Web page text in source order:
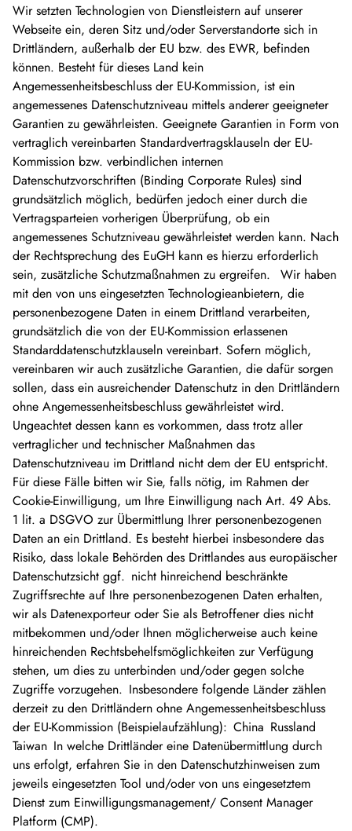
Wir setzten Technologien von Dienstleistern auf unserer
Webseite ein, deren Sitz und/oder Serverstandorte sich in
Drittländern, außerhalb der EU bzw. des EWR, befinden
können. Besteht für dieses Land kein
Angemessenheitsbeschluss der EU-Kommission, ist ein
angemessenes Datenschutzniveau mittels anderer geeigneter
Garantien zu gewährleisten. Geeignete Garantien in Form von
vertraglich vereinbarten Standardvertragsklauseln der EU-
Kommission bzw. verbindlichen internen
Datenschutzvorschriften (Binding Corporate Rules) sind
grundsätzlich möglich, bedürfen jedoch einer durch die
Vertragsparteien vorherigen Überprüfung, ob ein
angemessenes Schutzniveau gewährleistet werden kann. Nach
der Rechtsprechung des EuGH kann es hierzu erforderlich
sein, zusätzliche Schutzmaßnahmen zu ergreifen.
Wir haben
mit den von uns eingesetzten Technologieanbietern, die
personenbezogene Daten in einem Drittland verarbeiten,
grundsätzlich die von der EU-Kommission erlassenen
Standarddatenschutzklauseln vereinbart. Sofern möglich,
vereinbaren wir auch zusätzliche Garantien, die dafür sorgen
sollen, dass ein ausreichender Datenschutz in den Drittländern
ohne Angemessenheitsbeschluss gewährleistet wird.
Ungeachtet dessen kann es vorkommen, dass trotz aller
vertraglicher und technischer Maßnahmen das
Datenschutzniveau im Drittland nicht dem der EU entspricht.
Für diese Fälle bitten wir Sie, falls nötig, im Rahmen der
Cookie-Einwilligung, um Ihre Einwilligung nach Art. 49 Abs.
1 lit. a DSGVO zur Übermittlung Ihrer personenbezogenen
Daten an ein Drittland. Es besteht hierbei insbesondere das
Risiko, dass lokale Behörden des Drittlandes aus europäischer
Datenschutzsicht ggf. nicht hinreichend beschränkte
Zugriffsrechte auf Ihre personenbezogenen Daten erhalten,
wir als Datenexporteur oder Sie als Betroffener dies nicht
mitbekommen und/oder Ihnen möglicherweise auch keine
hinreichenden Rechtsbehelfsmöglichkeiten zur Verfügung
stehen, um dies zu unterbinden und/oder gegen solche
Zugriffe vorzugehen. Insbesondere folgende Länder zählen
derzeit zu den Drittländern ohne Angemessenheitsbeschluss
der EU-Kommission (Beispielaufzählung): China Russland
Taiwan In welche Drittländer eine Datenübermittlung durch
uns erfolgt, erfahren Sie in den Datenschutzhinweisen zum
jeweils eingesetzten Tool und/oder von uns eingesetztem
Dienst zum Einwilligungsmanagement/ Consent Manager
Platform (CMP).